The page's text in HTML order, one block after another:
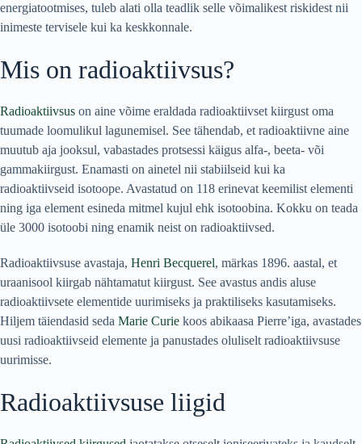
energiatootmises, tuleb alati olla teadlik selle võimalikest riskidest nii
inimeste tervisele kui ka keskkonnale.
Mis on radioaktiivsus?
Radioaktiivsus on aine võime eraldada radioaktiivset kiirgust oma
tuumade loomulikul lagunemisel. See tähendab, et radioaktiivne aine
muutub aja jooksul, vabastades protsessi käigus alfa-, beeta- või
gammakiirgust. Enamasti on ainetel nii stabiilseid kui ka
radioaktiivseid isotoope. Avastatud on 118 erinevat keemilist elementi
ning iga element esineda mitmel kujul ehk isotoobina. Kokku on teada
üle 3000 isotoobi ning enamik neist on radioaktiivsed.
Radioaktiivsuse avastaja, Henri Becquerel, märkas 1896. aastal, et
uraanisool kiirgab nähtamatut kiirgust. See avastus andis aluse
radioaktiivsete elementide uurimiseks ja praktiliseks kasutamiseks.
Hiljem täiendasid seda Marie Curie koos abikaasa Pierre’iga, avastades
uusi radioaktiivseid elemente ja panustades oluliselt radioaktiivsuse
uurimisse.
Radioaktiivsuse liigid